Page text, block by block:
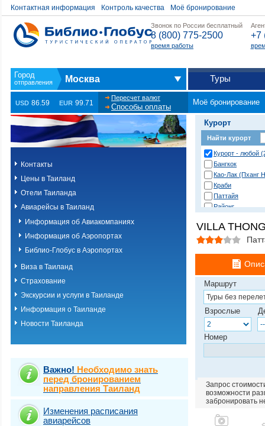
Контактная информация Контроль качества Моё бронирование
Звонок по России бесплатный
8 (800) 775-2500
время работы
+7
Москва Туры
USD 86.59 EUR 99.71
Пересчет валют
Способы оплаты
Моё бронирование
Контакты
Цены в Таиланд
Отели Таиланда
Авиарейсы в Таиланд
Информация об Авиакомпаниях
Информация об Аэропортах
Библио-Глобус в Аэропортах
Виза в Таиланд
Страхование
Экскурсии и услуги в Таиланде
Информация о Таиланде
Новости Таиланда
Важно! Необходимо знать
перед бронированием
направления Таиланд
Изменения расписания
авиарейсов
Курорт
Найти курорт
Курорт - любой
Бангкок
Као-Лак (Пханг
Краби
Паттайя
Районг
о. Пханган
о.Ланта
о.Пхукет.
о.Пхукет. Пляж
о.Пхукет. Пляж
о.Пхукет. Пляж
о.Пхукет. Пляж
о.Пхукет. Пляж
о.Пхукет. Пляж
о.Пхукет. Пляж
о.Пхукет. Пляж
о.Пхукет. Пляж
о.Пхукет. Пляж
о.Пхукет. Пляж
о.Самуи
VILLA
Маршрут
Взрослые
Номер
Запрос
возможности
забронировать